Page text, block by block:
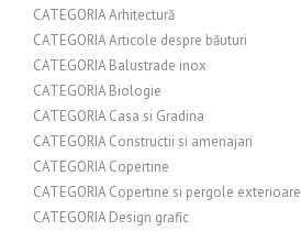
CATEGORIA Arhitectură
CATEGORIA Articole despre băuturi
CATEGORIA Balustrade inox
CATEGORIA Biologie
CATEGORIA Casa si Gradina
CATEGORIA Constructii si amenajari
CATEGORIA Copertine
CATEGORIA Copertine si pergole exterioare
CATEGORIA Design grafic